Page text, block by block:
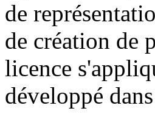
de
de création de
licence
développé